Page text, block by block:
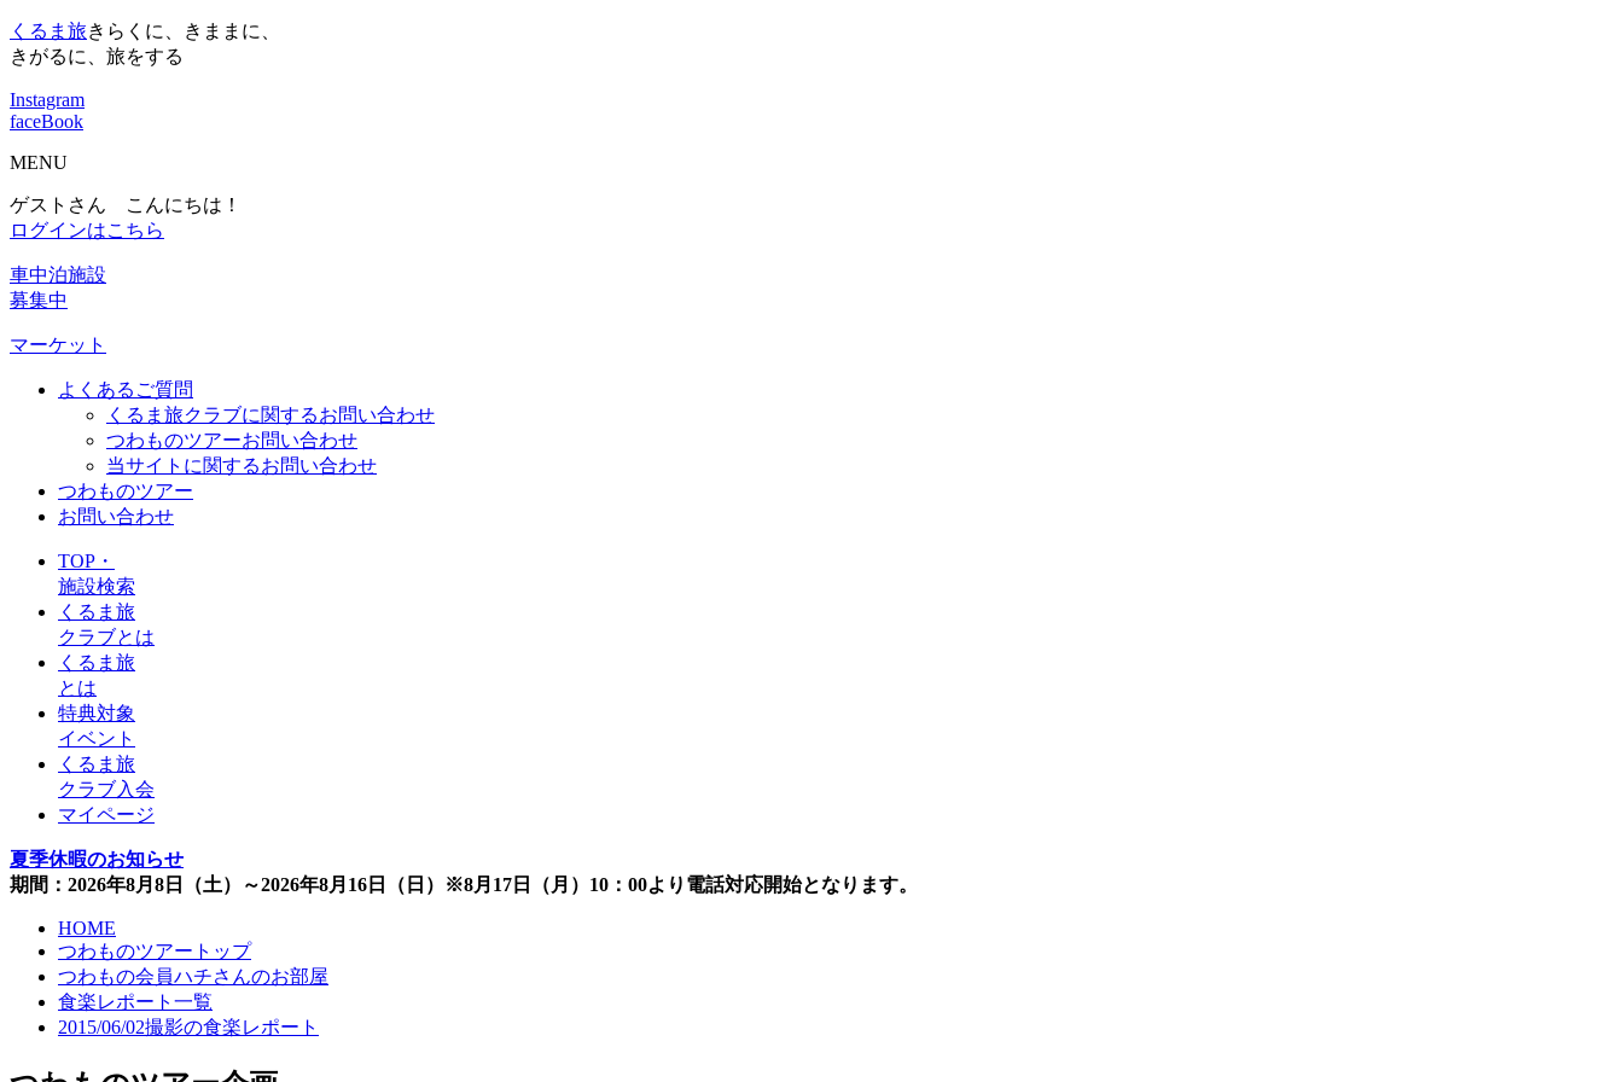
くるま旅きらくに、きままに、
きがるに、旅をする
Instagram
faceBook
MENU
ゲストさん こんにちは！
ログインはこちら
車中泊施設
募集中
マーケット
よくあるご質問
くるま旅クラブに関するお問い合わせ
つわものツアーお問い合わせ
当サイトに関するお問い合わせ
つわものツアー
お問い合わせ
TOP・
施設検索
くるま旅
クラブとは
くるま旅
とは
特典対象
イベント
くるま旅
クラブ入会
マイページ
夏季休暇のお知らせ
期間：2026年8月8日（土）～2026年8月16日（日）※8月17日（月）10：00より電話対応開始となります。
HOME
つわものツアートップ
つわもの会員ハチさんのお部屋
食楽レポート一覧
2015/06/02撮影の食楽レポート